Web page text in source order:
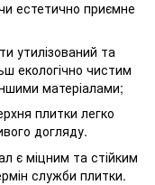
естетично приємне
утилізований та
екологічно чистим
матеріалами;
плитки легко
догляду.
є міцним та стійким
служби плитки.